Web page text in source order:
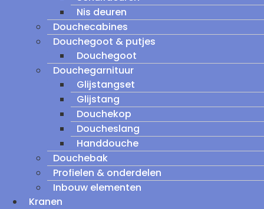
Nis deuren
Douchecabines
Douchegoot & putjes
Douchegoot
Douchegarnituur
Glijstangset
Glijstang
Douchekop
Doucheslang
Handdouche
Douchebak
Profielen & onderdelen
Inbouw elementen
Kranen